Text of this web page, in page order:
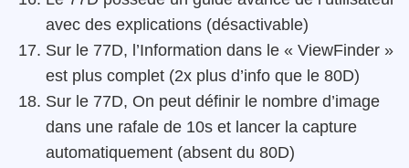
avec des explications (désactivable)
Sur le 77D, l’Information dans le « ViewFinder »
est plus complet (2x plus d’info que le 80D)
Sur le 77D, On peut définir le nombre d’image
dans une rafale de 10s et lancer la capture
automatiquement (absent du 80D)